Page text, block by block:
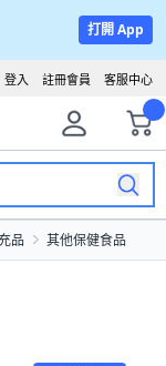
打開 App
客服中心
註冊會員
登入
品 其他保健食品